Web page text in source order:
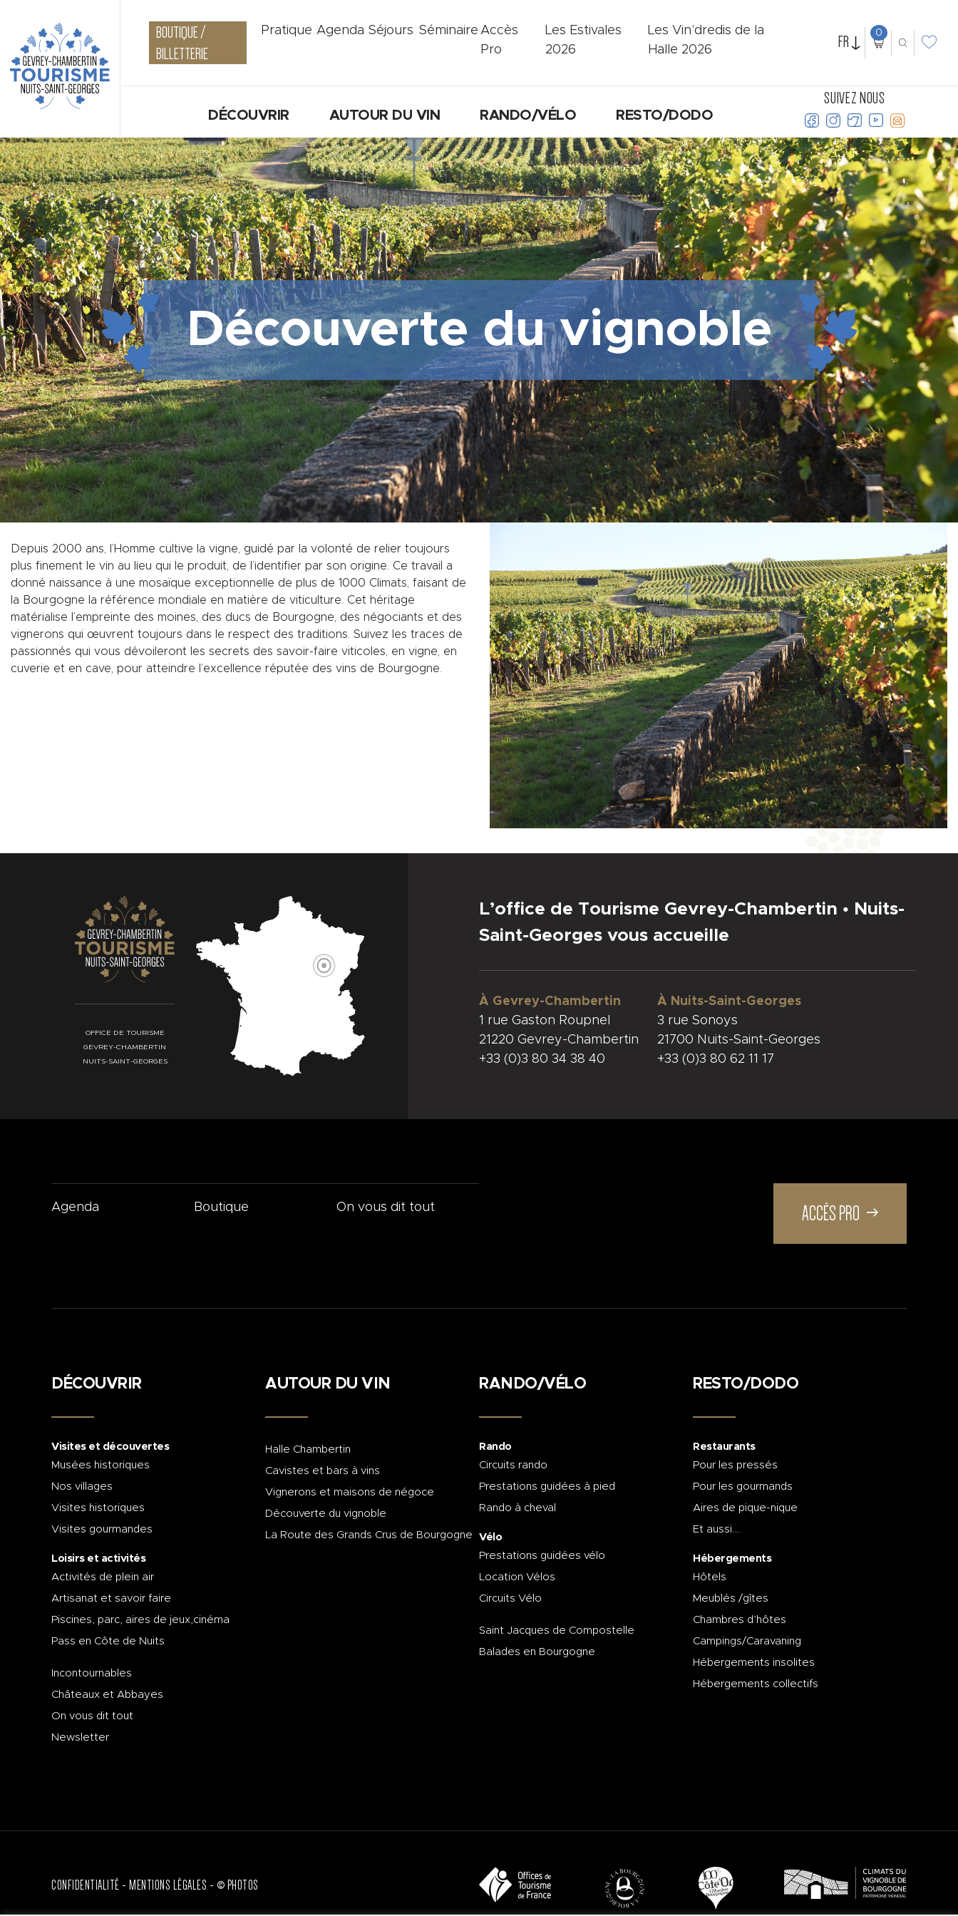
BOUTIQUE /
BILLETTERIE
Pratique Agenda Séjours Séminaire Accès
Pro
Les Estivales
2026
Les Vin’dredis de la
Halle 2026
FR 0
DÉCOUVRIR AUTOUR DU VIN RANDO/VÉLO RESTO/DODO
SUIVEZ NOUS
Découverte du vignoble
Depuis 2000 ans, l’Homme cultive la vigne, guidé par la volonté de relier toujours
plus finement le vin au lieu qui le produit, de l’identifier par son origine. Ce travail a
donné naissance à une mosaïque exceptionnelle de plus de 1000 Climats, faisant de
la Bourgogne la référence mondiale en matière de viticulture. Cet héritage
matérialise l’empreinte des moines, des ducs de Bourgogne, des négociants et des
vignerons qui œuvrent toujours dans le respect des traditions. Suivez les traces de
passionnés qui vous dévoileront les secrets des savoir-faire viticoles, en vigne, en
cuverie et en cave, pour atteindre l’excellence réputée des vins de Bourgogne.
OFFICE DE TOURISME
GEVREY-CHAMBERTIN
NUITS-SAINT-GEORGES
L’office de Tourisme Gevrey-Chambertin • Nuits-
Saint-Georges vous accueille
À Gevrey-Chambertin
1 rue Gaston Roupnel
21220 Gevrey-Chambertin
+33 (0)3 80 34 38 40
À Nuits-Saint-Georges
3 rue Sonoys
21700 Nuits-Saint-Georges
+33 (0)3 80 62 11 17
Agenda Boutique On vous dit tout ACCÈS PRO
DÉCOUVRIR
Visites et découvertes
Musées historiques
Nos villages
Visites historiques
Visites gourmandes
Loisirs et activités
Activités de plein air
Artisanat et savoir faire
Piscines, parc, aires de jeux,cinéma
Pass en Côte de Nuits
Incontournables
Châteaux et Abbayes
On vous dit tout
Newsletter
AUTOUR DU VIN
Halle Chambertin
Cavistes et bars à vins
Vignerons et maisons de négoce
Découverte du vignoble
La Route des Grands Crus de Bourgogne
RANDO/VÉLO
Rando
Circuits rando
Prestations guidées à pied
Rando à cheval
Vélo
Prestations guidées vélo
Location Vélos
Circuits Vélo
Saint Jacques de Compostelle
Balades en Bourgogne
RESTO/DODO
Restaurants
Pour les pressés
Pour les gourmands
Aires de pique-nique
Et aussi...
Hébergements
Hôtels
Meublés /gîtes
Chambres d’hôtes
Campings/Caravaning
Hébergements insolites
Hébergements collectifs
CONFIDENTIALITÉ MENTIONS LÉGALES © PHOTOS